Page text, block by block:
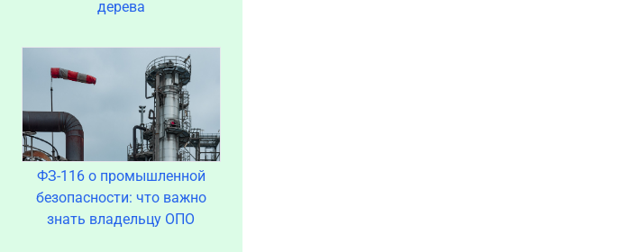
дерева
ФЗ-116 о промышленной
безопасности: что важно
знать владельцу ОПО